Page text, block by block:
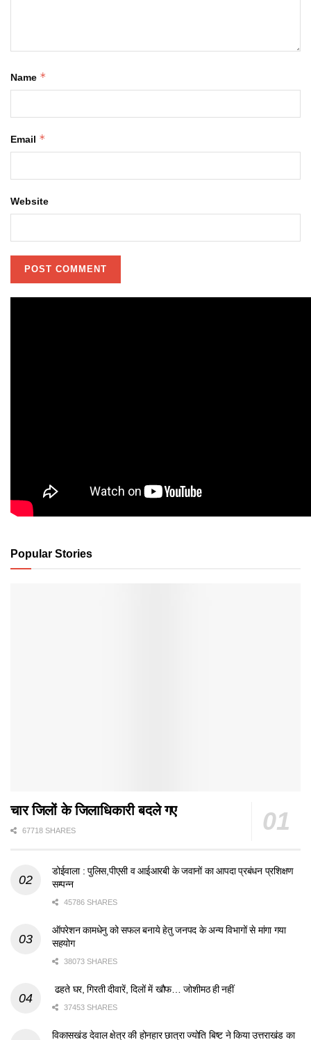
Name *
Email *
Website
Popular Stories
चार जिलों के जिलाधिकारी बदले गए
67718 SHARES
डोईवाला : पुलिस,पीएसी व आईआरबी के जवानों का आपदा प्रबंधन प्रशिक्षण
सम्पन्न
45786 SHARES
ऑपरेशन कामधेनु को सफल बनाये हेतु जनपद के अन्य विभागों से मांगा गया
सहयोग
38073 SHARES
ढहते घर, गिरती दीवारें, दिलों में खौफ… जोशीमठ ही नहीं
37453 SHARES
विकासखंड देवाल क्षेत्र की होनहार छात्रा ज्योति बिष्ट ने किया उत्तराखंड का